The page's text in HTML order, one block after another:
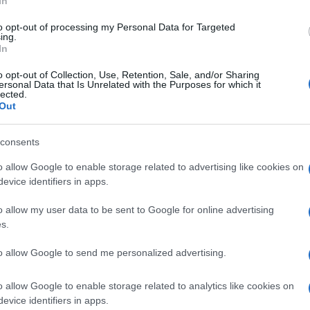
opt-out of processing my Personal Data for Targeted
opt-out of Collection, Use, Retention, Sale, and/or Sharing
Data that Is Unrelated with the Purposes for which it
allow Google to enable storage related to advertising like cookies on
identifiers in apps.
allow my user data to be sent to Google for online advertising
allow Google to send me personalized advertising.
allow Google to enable storage related to analytics like cookies on
identifiers in apps.
kazensko odgovoren za javno spodbujanje sovraštva, nasilja ali
vsebinami bodo odstranjeni.